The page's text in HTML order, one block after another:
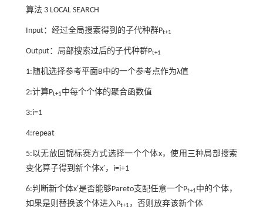
算法 3LOCAL SEARCH
Input：经过全局搜索得到的子代种群Pt+1
Output：局部搜索过后的子代种群Pt+1
1:随机选择参考平面B中的一个参考点作为λ值
2:计算Pt+1中每个个体的聚合函数值
3:i=1
4:repeat
5:以无放回锦标赛方式选择一个个体x，使用三种局部搜索
变化算子得到新个体x′，i=i+1
6:判断新个体x′是否能够Pareto支配任意一个Pt+1中的个体，
如果是则替换该个体进入Pt+1 ，否则放弃该新个体